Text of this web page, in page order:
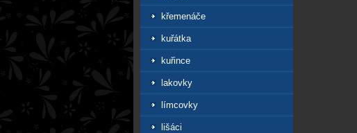
křemenáče
kuřátka
kuřince
lakovky
límcovky
lišáci